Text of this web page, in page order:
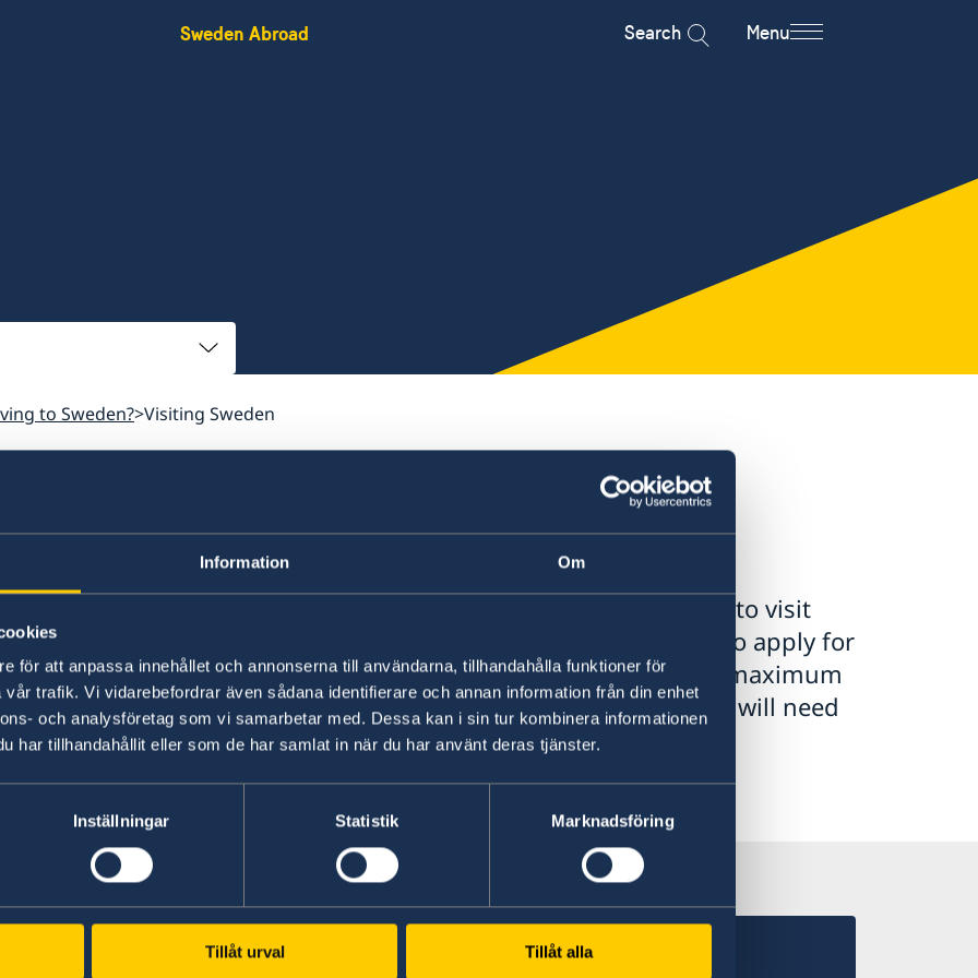
Information Om
för att anpassa innehållet och annonserna till användarna, tillhandahålla funktioner för
trafik. Vi vidarebefordrar även sådana identifierare och annan information från din enhet
och analysföretag som vi samarbetar med. Dessa kan i sin tur kombinera informationen
har tillhandahållit eller som de har samlat in när du har använt deras tjänster.
Inställningar Statistik Marknadsföring
Tillåt urval Tillåt alla
Sweden Abroad Search Menu
to Sweden? Visiting Sweden
Visiting Sweden
If you are a citizen of a country outside the EU and you want to visit
Sweden (and the other Schengen countries), you may need to apply for
a visa. A visa is a permit to travel and stay in a country for a maximum
of 90 days. If you intend to stay for longer than 90 days, you will need
a visitor's residence permit.
Read more on how you can apply for a Schengen visa to Sweden.